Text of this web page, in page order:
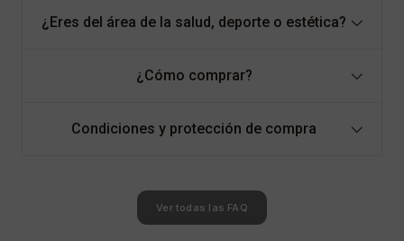
¿Eres del área de la salud, deporte o estética?
¿Cómo comprar?
Condiciones y protección de compra
Ver todas las FAQ